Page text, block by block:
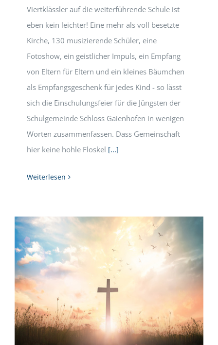
Viertklässler auf die weiterführende Schule ist
eben kein leichter! Eine mehr als voll besetzte
Kirche, 130 musizierende Schüler, eine
Fotoshow, ein geistlicher Impuls, ein Empfang
von Eltern für Eltern und ein kleines Bäumchen
als Empfangsgeschenk für jedes Kind - so lässt
sich die Einschulungsfeier für die Jüngsten der
Schulgemeinde Schloss Gaienhofen in wenigen
Worten zusammenfassen. Dass Gemeinschaft
hier keine hohle Floskel [...]
Weiterlesen